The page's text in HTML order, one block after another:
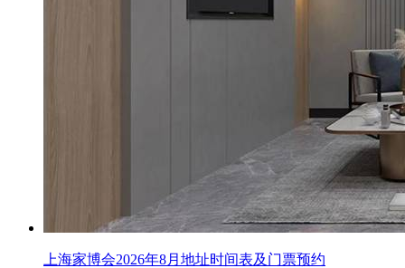
上海家博会2026年8月地址时间表及门票预约